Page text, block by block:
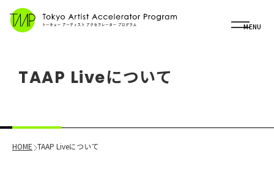
MENU
TAAP Liveについて
HOME TAAP Liveについて